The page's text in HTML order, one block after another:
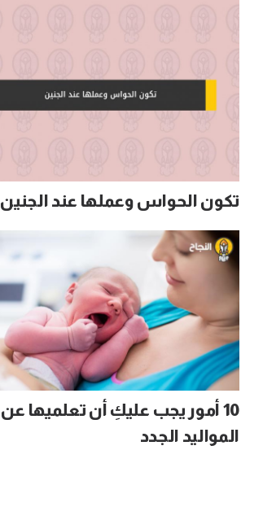
تكون الحواس وعملها عند الجنين
10 أمور يجب عليكِ أن تعلميها عن
المواليد الجدد